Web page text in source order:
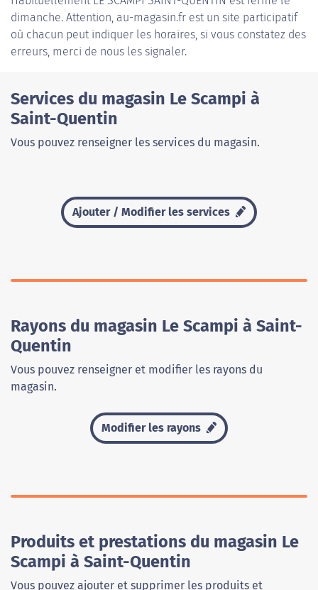
dimanche. Attention, au-magasin.fr est un site participatif
où chacun peut indiquer les horaires, si vous constatez des
erreurs, merci de nous les signaler.
Services du magasin Le Scampi à
Saint-Quentin
Vous pouvez renseigner les services du magasin.
Ajouter / Modifier les services
Rayons du magasin Le Scampi à Saint-
Quentin
Vous pouvez renseigner et modifier les rayons du
magasin.
Modifier les rayons
Produits et prestations du magasin Le
Scampi à Saint-Quentin
Vous pouvez ajouter et supprimer les produits et